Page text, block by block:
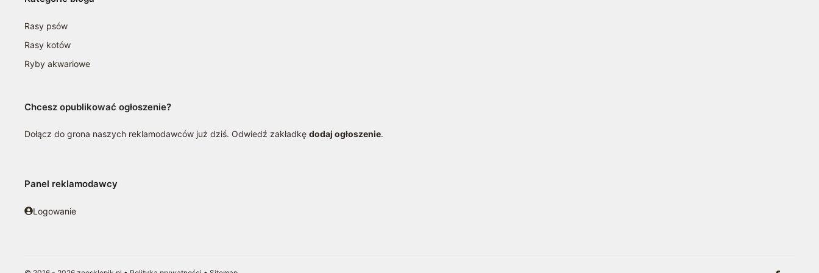
Rasy psów
Rasy kotów
Ryby akwariowe
Chcesz opublikować ogłoszenie?
Dołącz do grona naszych reklamodawców już dziś. Odwiedź zakładkę dodaj ogłoszenie.
Panel reklamodawcy
Logowanie